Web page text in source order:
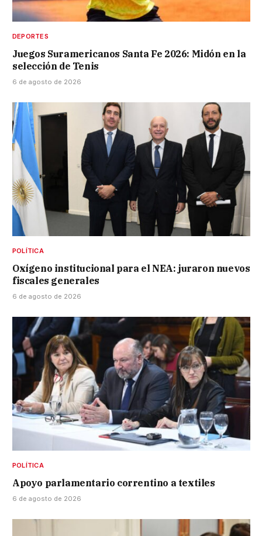
DEPORTES
Juegos Suramericanos Santa Fe 2026: Midón en la
selección de Tenis
6 de agosto de 2026
POLÍTICA
Oxígeno institucional para el NEA: juraron nuevos
fiscales generales
6 de agosto de 2026
POLÍTICA
Apoyo parlamentario correntino a textiles
6 de agosto de 2026